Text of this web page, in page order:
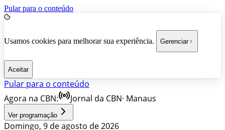
Pular para o conteúdo
Usamos cookies para melhorar sua experiência. Gerenciar
Aceitar
Pular para o conteúdo
Agora na CBN:
Jornal da CBN· Manaus
Ver programação
Domingo, 9 de agosto de 2026